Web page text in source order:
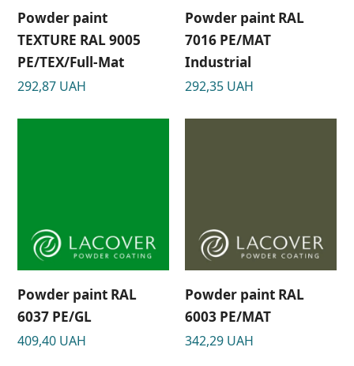
Powder paint
TEXTURE RAL 9005
РЕ/TEX/Full-Mat
292,87 UAH
Powder paint RAL
7016 PE/MAT
Industrial
292,35 UAH
Powder paint RAL
6037 PE/GL
409,40 UAH
Powder paint RAL
6003 PЕ/МАТ
342,29 UAH